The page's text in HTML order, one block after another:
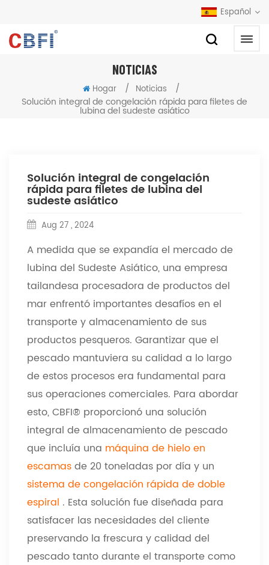
Español
NOTICIAS
Hogar / Noticias
/
Solución integral de congelación rápida para filetes de
lubina del sudeste asiático
Solución integral de congelación
rápida para filetes de lubina del
sudeste asiático
Aug 27 , 2024
A medida que se expandía el mercado de
lubina del Sudeste Asiático, una empresa
tailandesa procesadora de productos del
mar enfrentó importantes desafíos en el
transporte y almacenamiento de sus
productos pesqueros. Garantizar que el
pescado mantuviera su calidad a lo largo
de estos procesos era fundamental para
sus operaciones comerciales. Para abordar
esto, CBFI® proporcionó una solución
integral de almacenamiento de pescado
que incluía una máquina de hielo en
escamasde 20 toneladas por día y un
sistema de congelación rápida de doble
espiral . Esta solución fue diseñada para
satisfacer las necesidades del cliente
preservando la frescura y calidad del
pescado tanto durante el transporte como